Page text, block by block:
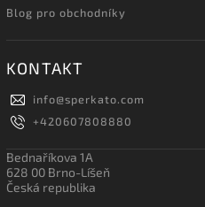
Blog pro obchodníky
KONTAKT
info@sperkato.com
+420607808880
Bednaříkova 1A
628 00 Brno-Líšeň
Česká republika